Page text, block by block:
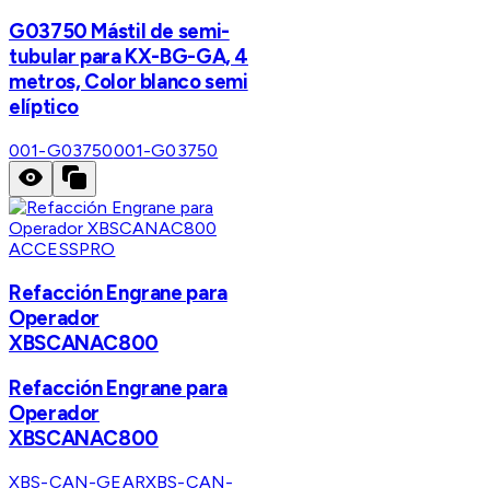
G03750 Mástil de semi-
tubular para KX-BG-GA, 4
metros, Color blanco semi
elíptico
001-G03750001-G03750
ACCESSPRO
Refacción Engrane para
Operador
XBSCANAC800
Refacción Engrane para
Operador
XBSCANAC800
XBS-CAN-GEARXBS-CAN-